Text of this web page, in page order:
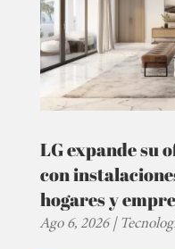
LG expande su
con
hogares y
Ago 6, 2026|